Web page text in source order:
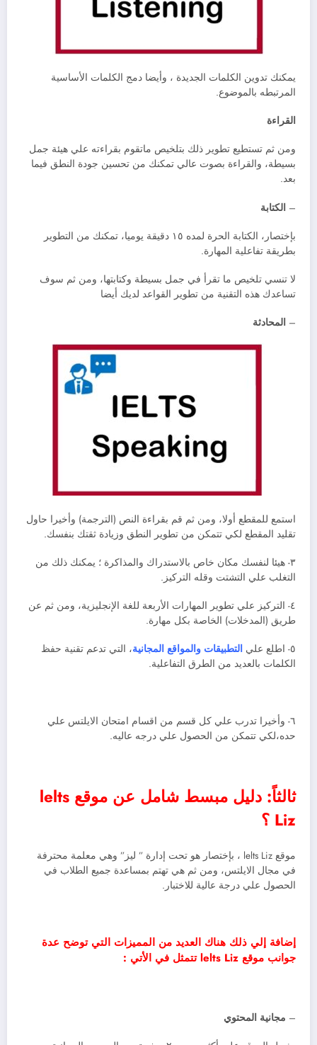
يمكنك تدوين الكلمات الجديدة ، وأيضا دمج الكلمات الأساسية
المرتبطه بالموضوع.
القراءة
ومن ثم تستطيع تطوير ذلك بتلخيص ماتقوم بقراءته علي هيئة جمل
بسيطة، والقراءة بصوت عالي تمكنك من تحسين جودة النطق فيما
بعد.
– الكتابة
بإختصار، الكتابة الحرة لمده ١٥ دقيقة يوميا، تمكنك من التطوير
بطريقة تفاعلية المهارة.
لا تنسي تلخيص ما تقرأ في جمل بسيطة وكتابتها، ومن ثم سوف
تساعدك هذه التقنية من تطوير القواعد لديك أيضا
– المحادثة
استمع للمقطع أولا، ومن ثم قم بقراءة النص (الترجمة) وأخيرا حاول
تقليد المقطع لكي تتمكن من تطوير النطق وزيادة ثقتك بنفسك.
٣- هيئا لنفسك مكان خاص بالاستدراك والمذاكرة ؛ يمكنك ذلك من
التغلب علي التشتت وقله التركيز.
٤- التركيز علي تطوير المهارات الأربعة للغة الإنجليزية، ومن ثم عن
طريق (المدخلات) الخاصة بكل مهارة.
٥- اطلع علي التطبيقات والمواقع المجانية، التي تدعم تقنية حفظ
الكلمات بالعديد من الطرق التفاعلية.
٦- وأخيرا تدرب علي كل قسم من اقسام امتحان الايلتس علي
حده،لكي تتمكن من الحصول علي درجه عاليه.
ثالثاً: دليل مبسط شامل عن موقع lelts
Liz ؟
موقع lelts Liz ، بإختصار هو تحت إدارة ” ليز” وهي معلمة محترفة
في مجال الايلتس، ومن ثم هي تهتم بمساعدة جميع الطلاب في
الحصول علي درجة عالية للاختبار.
إضافة إلي ذلك هناك العديد من المميزات التي توضح عدة
جوانب موقع lelts Liz تتمثل في الأتي :
– مجانية المحتوي